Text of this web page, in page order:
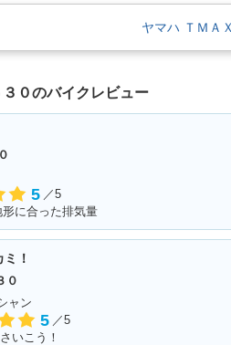
ヤマハ ＴＭＡ
０のバイクレビュー
5 ／5
に合った排気量
！
０
ャン
5 ／5
いこう！